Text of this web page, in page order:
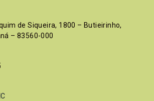
de Siqueira, 1800 – Butieirinho,
– 83560-000